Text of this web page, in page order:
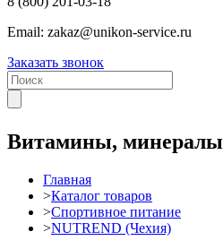
Email: zakaz@unikon-service.ru
Заказать звонок
Витамины, минералы
Главная
>Каталог товаров
>Спортивное питание
>NUTREND (Чехия)